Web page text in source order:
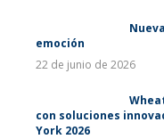
emoción
22 de junio de 2026
con soluciones
York 2026